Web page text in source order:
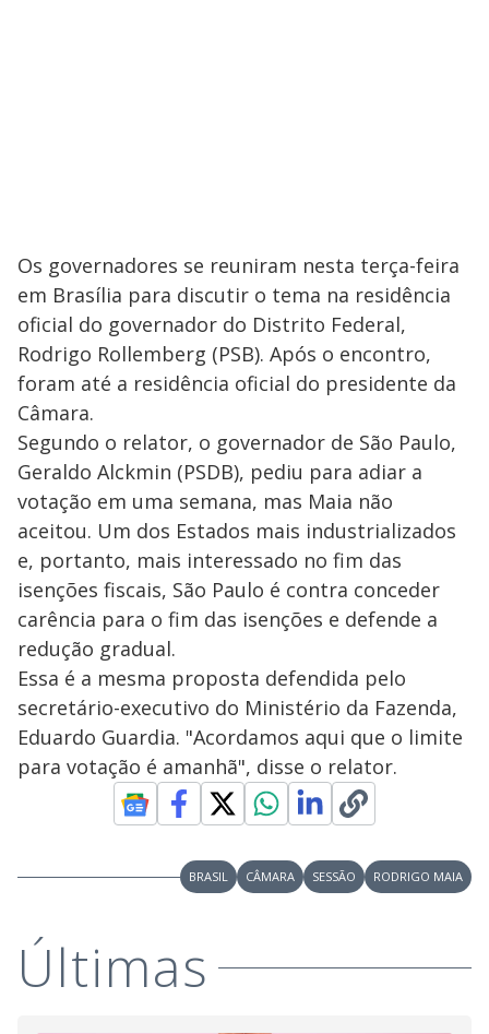
Os governadores se reuniram nesta terça-feira
em Brasília para discutir o tema na residência
oficial do governador do Distrito Federal,
Rodrigo Rollemberg (PSB). Após o encontro,
foram até a residência oficial do presidente da
Câmara.
Segundo o relator, o governador de São Paulo,
Geraldo Alckmin (PSDB), pediu para adiar a
votação em uma semana, mas Maia não
aceitou. Um dos Estados mais industrializados
e, portanto, mais interessado no fim das
isenções fiscais, São Paulo é contra conceder
carência para o fim das isenções e defende a
redução gradual.
Essa é a mesma proposta defendida pelo
secretário-executivo do Ministério da Fazenda,
Eduardo Guardia. "Acordamos aqui que o limite
para votação é amanhã", disse o relator.
BRASIL CÂMARA SESSÃO RODRIGO MAIA
Últimas